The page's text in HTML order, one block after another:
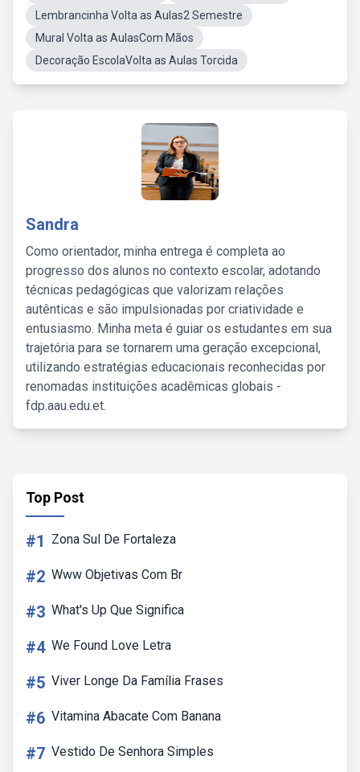
Lembrancinha Volta as Aulas2 Semestre
Mural Volta as AulasCom Mãos
Decoração EscolaVolta as Aulas Torcida
Sandra
Como orientador, minha entrega é completa ao
progresso dos alunos no contexto escolar, adotando
técnicas pedagógicas que valorizam relações
autênticas e são impulsionadas por criatividade e
entusiasmo. Minha meta é guiar os estudantes em sua
trajetória para se tornarem uma geração excepcional,
utilizando estratégias educacionais reconhecidas por
renomadas instituições acadêmicas globais -
fdp.aau.edu.et.
Top Post
#1 Zona Sul De Fortaleza
#2 Www Objetivas Com Br
#3 What's Up Que Significa
#4 We Found Love Letra
#5 Viver Longe Da Família Frases
#6 Vitamina Abacate Com Banana
#7 Vestido De Senhora Simples